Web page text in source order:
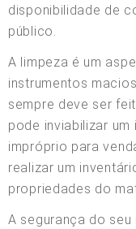
disponibilidade de
público.
A limpeza é um
instrumentos
sempre deve ser
pode inviabilizar
impróprio para
realizar um
propriedades do
A segurança do